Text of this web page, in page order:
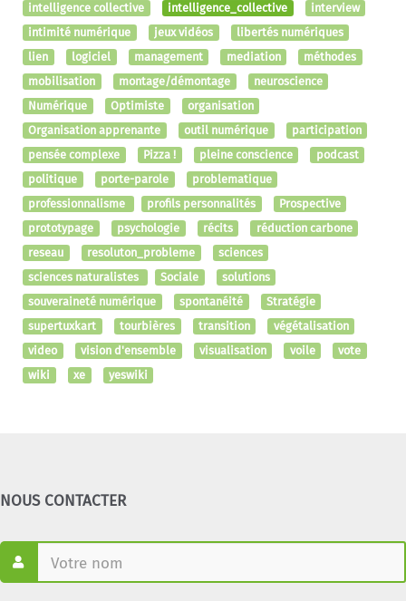
intelligence collective
intelligence_collective
interview
intimité numérique
jeux vidéos
libertés numériques
lien
logiciel management mediation
méthodes
mobilisation
montage/démontage
neuroscience
Numérique
Optimiste
organisation
Organisation apprenante
outil numérique
participation
pensée complexe
Pizza ! pleine conscience
podcast
politique
porte-parole
problematique
professionnalisme
profils personnalités
Prospective
prototypage
psychologie récits
réduction carbone
reseau
resoluton_probleme
sciences
sciences naturalistes
Sociale
solutions
souveraineté numérique
spontanéité
Stratégie
supertuxkart
tourbières transition
végétalisation
video
vision d'ensemble visualisation voile
vote
wiki
xe yeswiki
NOUS CONTACTER